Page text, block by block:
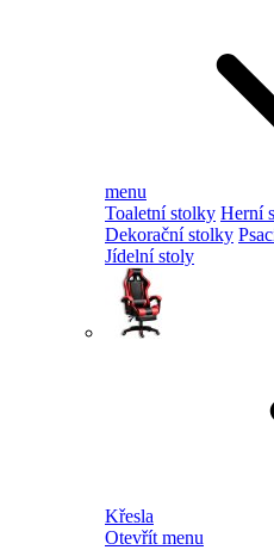
menu
Toaletní stolky Herní
Dekorační stolky
Jídelní stoly
Křesla
Otevřít menu